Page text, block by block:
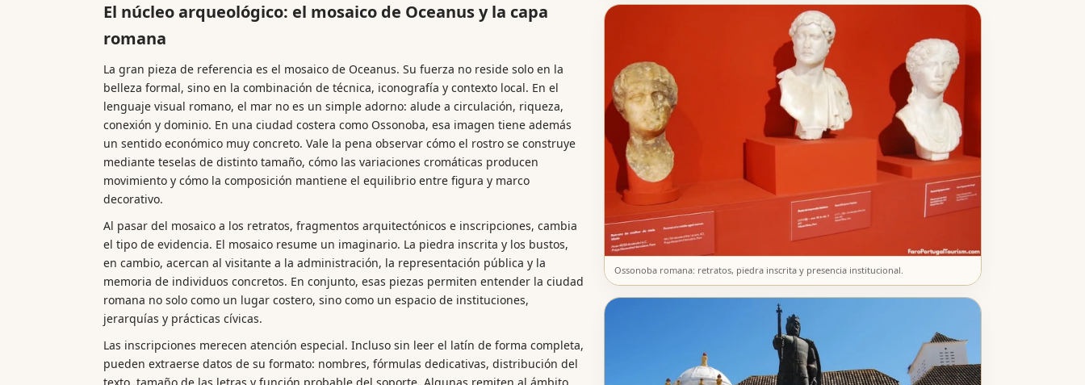
El núcleo arqueológico: el mosaico de Oceanus y la capa
romana
La gran pieza de referencia es el mosaico de Oceanus. Su fuerza no reside solo en la
belleza formal, sino en la combinación de técnica, iconografía y contexto local. En el
lenguaje visual romano, el mar no es un simple adorno: alude a circulación, riqueza,
conexión y dominio. En una ciudad costera como Ossonoba, esa imagen tiene además
un sentido económico muy concreto. Vale la pena observar cómo el rostro se construye
mediante teselas de distinto tamaño, cómo las variaciones cromáticas producen
movimiento y cómo la composición mantiene el equilibrio entre figura y marco
decorativo.
Al pasar del mosaico a los retratos, fragmentos arquitectónicos e inscripciones, cambia
el tipo de evidencia. El mosaico resume un imaginario. La piedra inscrita y los bustos,
en cambio, acercan al visitante a la administración, la representación pública y la
memoria de individuos concretos. En conjunto, esas piezas permiten entender la ciudad
romana no solo como un lugar costero, sino como un espacio de instituciones,
jerarquías y prácticas cívicas.
Las inscripciones merecen atención especial. Incluso sin leer el latín de forma completa,
pueden extraerse datos de su formato: nombres, fórmulas dedicativas, distribución del
Ossonoba romana: retratos, piedra inscrita y presencia institucional.